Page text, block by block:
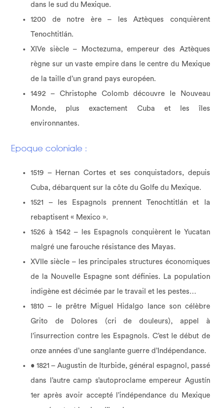
dans le sud du Mexique.
1200 de notre ère – les Aztèques conquièrent
Tenochtitlán.
XIVe siècle – Moctezuma, empereur des Aztèques
règne sur un vaste empire dans le centre du Mexique
de la taille d’un grand pays européen.
1492 – Christophe Colomb découvre le Nouveau
Monde, plus exactement Cuba et les îles
environnantes.
Epoque coloniale :
1519 – Hernan Cortes et ses conquistadors, depuis
Cuba, débarquent sur la côte du Golfe du Mexique.
1521 – les Espagnols prennent Tenochtitlán et la
rebaptisent « Mexico ».
1526 à 1542 – les Espagnols conquièrent le Yucatan
malgré une farouche résistance des Mayas.
XVIIe siècle – les principales structures économiques
de la Nouvelle Espagne sont définies. La population
indigène est décimée par le travail et les pestes…
1810 – le prêtre Miguel Hidalgo lance son célèbre
Grito de Dolores (cri de douleurs), appel à
l’insurrection contre les Espagnols. C’est le début de
onze années d’une sanglante guerre d’Indépendance.
• 1821 – Augustin de Iturbide, général espagnol, passé
dans l’autre camp s’autoproclame empereur Agustín
1er après avoir accepté l’indépendance du Mexique